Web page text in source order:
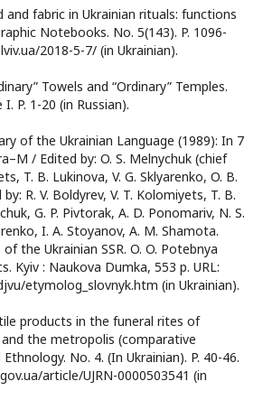
and fabric in Ukrainian rituals: functions
Notebooks. No. 5(143). P. 1096-
2018-5-7/ (in Ukrainian).
Towels and “Ordinary” Temples.
P. 1-20 (in Russian).
of the Ukrainian Language (1989): In 7
/ Edited by: O. S. Melnychuk (chief
T. B. Lukinova, V. G. Sklyarenko, O. B.
R. V. Boldyrev, V. T. Kolomiyets, T. B.
G. P. Pivtorak, A. D. Ponomariv, N. S.
I. A. Stoyanov, A. M. Shamota.
the Ukrainian SSR. O. O. Potebnya
Kyiv : Naukova Dumka, 553 p. URL:
etymolog_slovnyk.htm (in Ukrainian).
products in the funeral rites of
and the metropolis (comparative
No. 4. (In Ukrainian). P. 40-46.
article/UJRN-0000503541 (in